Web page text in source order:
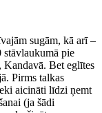
sugām, kā arī –
stāvlaukumā pie
Kandavā. Bet eglītes
Pirms talkas
aicināti līdzi ņemt
(ja šādi